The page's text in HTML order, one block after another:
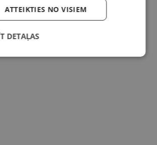
ATTEIKTIES NO VISIEM
DETAĻAS